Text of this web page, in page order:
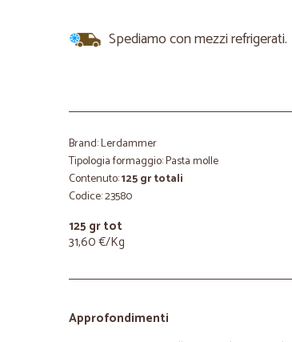
Spediamo con mezzi refrigerati.
Brand: Lerdammer
Tipologia formaggio: Pasta molle
Contenuto:125 gr totali
Codice: 23580
125 gr tot
31,60 €/Kg
Approfondimenti